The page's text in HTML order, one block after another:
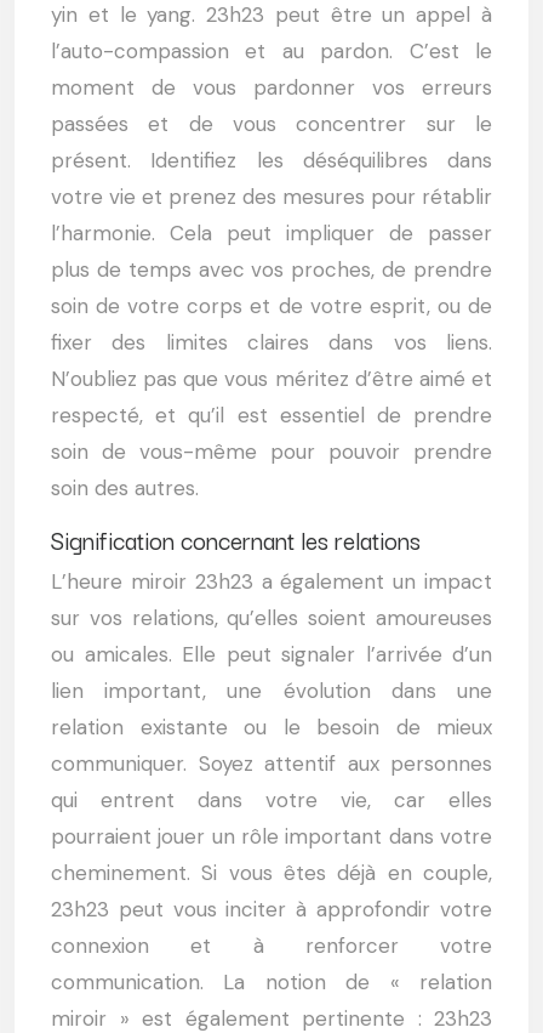
yin et le yang. 23h23 peut être un appel à
l’auto-compassion et au pardon. C’est le
moment de vous pardonner vos erreurs
passées et de vous concentrer sur le
présent. Identifiez les déséquilibres dans
votre vie et prenez des mesures pour rétablir
l’harmonie. Cela peut impliquer de passer
plus de temps avec vos proches, de prendre
soin de votre corps et de votre esprit, ou de
fixer des limites claires dans vos liens.
N’oubliez pas que vous méritez d’être aimé et
respecté, et qu’il est essentiel de prendre
soin de vous-même pour pouvoir prendre
soin des autres.
Signification concernant les relations
L’heure miroir 23h23 a également un impact
sur vos relations, qu’elles soient amoureuses
ou amicales. Elle peut signaler l’arrivée d’un
lien important, une évolution dans une
relation existante ou le besoin de mieux
communiquer. Soyez attentif aux personnes
qui entrent dans votre vie, car elles
pourraient jouer un rôle important dans votre
cheminement. Si vous êtes déjà en couple,
23h23 peut vous inciter à approfondir votre
connexion et à renforcer votre
communication. La notion de « relation
miroir » est également pertinente : 23h23